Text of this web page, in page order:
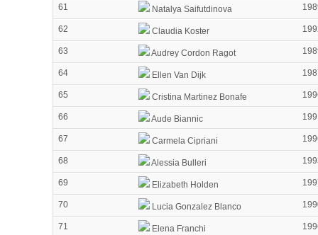
61 Natalya Saifutdinova
62 Claudia Koster
63 Audrey Cordon Ragot
64 Ellen Van Dijk
65 Cristina Martinez Bonafe
66 Aude Biannic
67 Carmela Cipriani
68 Alessia Bulleri
69 Elizabeth Holden
70 Lucia Gonzalez Blanco
71 Elena Franchi